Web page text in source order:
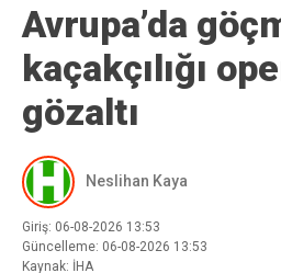
Avrupa’da
kaçakçılığı
gözaltı
Neslihan Kaya
Giriş: 06-08-2026 13:53
Güncelleme: 06-08-2026 13:53
Kaynak: İHA